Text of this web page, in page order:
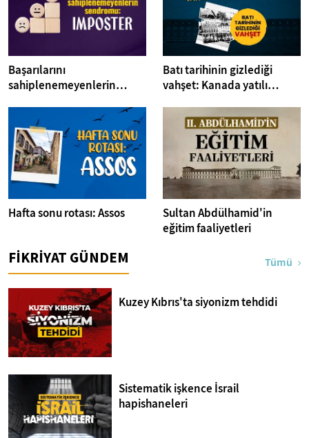
Başarılarını
sahiplenemeyenlerin
Batı tarihinin gizlediği
vahşet: Kanada yatılı
Hafta sonu rotası: Assos
Sultan Abdülhamid'in
eğitim faaliyetleri
FİKRİYAT GÜNDEM Tümü
Kuzey Kıbrıs'ta siyonizm tehdidi
Sistematik işkence İsrail
hapishaneleri